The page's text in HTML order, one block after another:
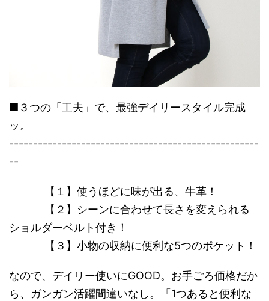
■３つの「工夫」で、最強デイリースタイル完成
ッ。
----------------------------------------------------
--
【１】使うほどに味が出る、牛革！
【２】シーンに合わせて長さを変えられる
ショルダーベルト付き！
【３】小物の収納に便利な5つのポケット！
なので、デイリー使いにGOOD。お手ごろ価格だか
ら、ガンガン活躍間違いなし。「1つあると便利な